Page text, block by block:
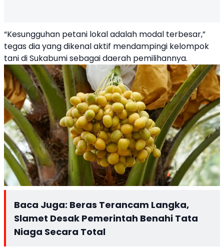
“Kesungguhan petani lokal adalah modal terbesar,”
tegas dia yang dikenal aktif mendampingi kelompok
tani di Sukabumi sebagai daerah pemilihannya.
Baca Juga: Beras Terancam Langka,
Slamet Desak Pemerintah Benahi Tata
Niaga Secara Total